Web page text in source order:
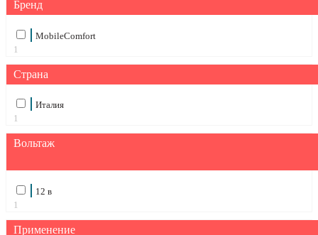
Бренд
MobileComfort
1
Страна
Италия
1
Вольтаж
12 в
1
Применение